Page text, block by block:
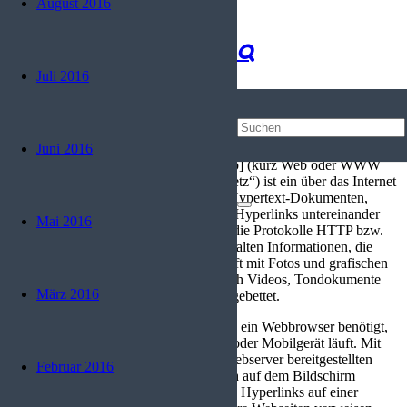
August 2016
Juli 2016
Juni 2016
Mai 2016
März 2016
Februar 2016
Start
Das World Wide Web [ˌwɜːldˌwaɪdˈwɛb] (kurz Web oder WWW
aus dem Englischen für: „Weltweites Netz“) ist ein über das Internet
abrufbares System von elektronischen Hypertext-Dokumenten,
sogenannten Webseiten. Sie sind durch Hyperlinks untereinander
verknüpft und werden im Internet über die Protokolle HTTP bzw.
Die Webseiten enthalten Informationen, die
meist in Form von Text vorliegen, der oft mit Fotos und grafischen
Elementen illustriert ist. Häufig sind auch Videos, Tondokumente
oder Musikstücke in den Webseiten eingebettet.
Zur Nutzung des World Wide Web wird ein Webbrowser benötigt,
der üblicherweise auf einem Computer oder Mobilgerät läuft. Mit
ihm kann der Benutzer die auf einem Webserver bereitgestellten
Webseiten-Daten herunterladen und sich auf dem Bildschirm
anzeigen lassen. Der Benutzer kann den Hyperlinks auf einer